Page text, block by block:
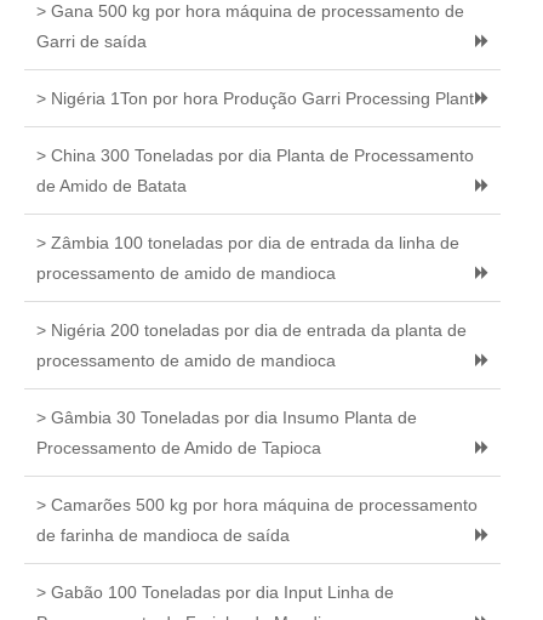
> Gana 500 kg por hora máquina de processamento de
Garri de saída
> Nigéria 1Ton por hora Produção Garri Processing Plant
> China 300 Toneladas por dia Planta de Processamento
de Amido de Batata
> Zâmbia 100 toneladas por dia de entrada da linha de
processamento de amido de mandioca
> Nigéria 200 toneladas por dia de entrada da planta de
processamento de amido de mandioca
> Gâmbia 30 Toneladas por dia Insumo Planta de
Processamento de Amido de Tapioca
> Camarões 500 kg por hora máquina de processamento
de farinha de mandioca de saída
> Gabão 100 Toneladas por dia Input Linha de